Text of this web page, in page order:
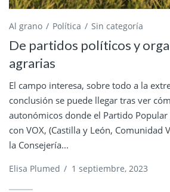
Al grano Política Sin categoría
De partidos políticos y
agrarias
El campo interesa, sobre todo a la
conclusión se puede llegar tras ver
autonómicos donde el Partido
con VOX, (Castilla y León, Comunidad
la Consejería...
Elisa Plumed / 1 septiembre, 2023